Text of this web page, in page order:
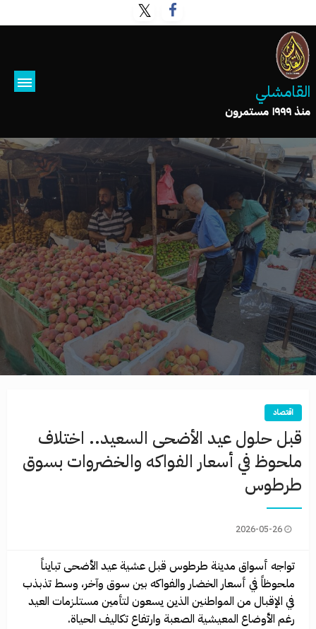
القامشلي
منذ ١٩٩٩ مستمرون
اقتصاد
قبل حلول عيد الأضحى السعيد.. اختلاف
ملحوظ في أسعار الفواكه والخضروات بسوق
طرطوس
2026-05-26
تواجه أسواق مدينة طرطوس قبل عشية عيد الأضحى تبايناً
ملحوظاً في أسعار الخضار والفواكه بين سوق وآخر، وسط تذبذب
في الإقبال من المواطنين الذين يسعون لتأمين مستلزمات العيد
رغم الأوضاع المعيشية الصعبة وارتفاع تكاليف الحياة.